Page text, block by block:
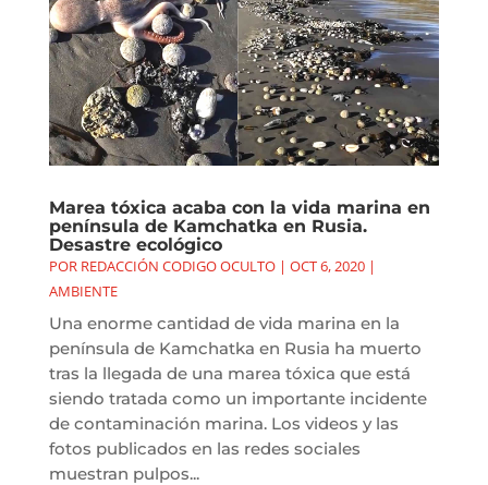
Marea tóxica acaba con la vida marina en
península de Kamchatka en Rusia.
Desastre ecológico
POR REDACCIÓN CODIGO OCULTO| OCT 6, 2020|
AMBIENTE
Una enorme cantidad de vida marina en la
península de Kamchatka en Rusia ha muerto
tras la llegada de una marea tóxica que está
siendo tratada como un importante incidente
de contaminación marina. Los videos y las
fotos publicados en las redes sociales
muestran pulpos...